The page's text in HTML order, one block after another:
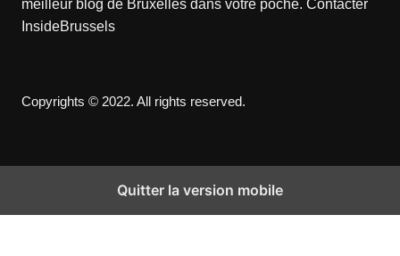
meilleur blog de Bruxelles dans votre poche. Contacter
InsideBrussels
Copyrights © 2022. All rights reserved.
Quitter la version mobile